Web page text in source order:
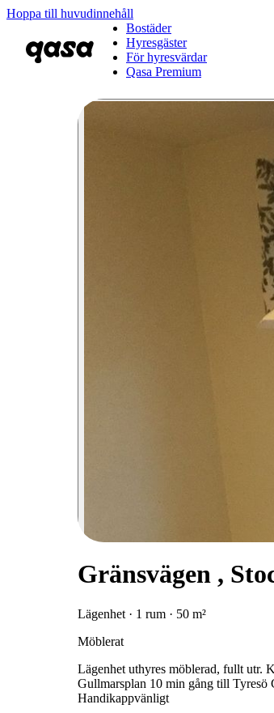
Hoppa till huvudinnehåll
Bostäder
Hyresgäster
För hyresvärdar
Qasa Premium
Gränsvägen ,
Lägenhet · 1 rum · 50 m²
Möblerat
Lägenhet uthyres möblerad, fullt utr.
Gullmarsplan 10 min gång till Tyresö
Handikappvänligt